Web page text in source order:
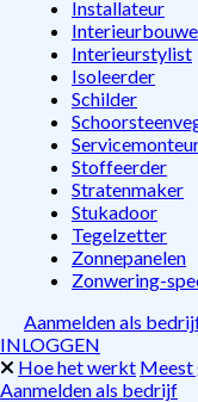
Installateur
Interieurstylist
Isoleerder
Schilder
Stoffeerder
Stratenmaker
Stukadoor
Tegelzetter
Zonnepanelen
Zonwering-
Aanmelden als
INLOGGEN
Hoe het werkt Meest
Aanmelden als bedrijf